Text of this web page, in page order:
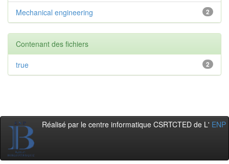
2
Mechanical engineering
Contenant des fichiers
2
true
Réalisé par le centre informatique CSRTCTED de L' ENP